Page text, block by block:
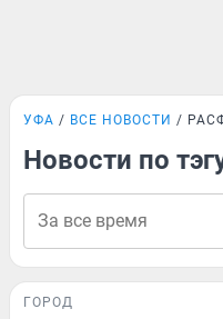
УФА ВСЕ НОВОСТИ
Новости по
ГОРОД